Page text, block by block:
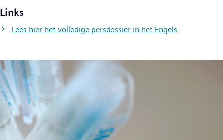
Links
Lees hier het volledige persdossier in het Engels